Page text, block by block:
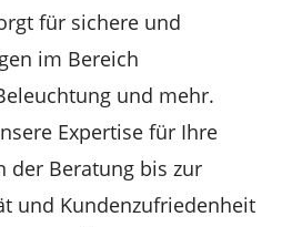
für sichere und
im Bereich
und mehr.
Expertise für Ihre
der Beratung bis zur
und Kundenzufriedenheit